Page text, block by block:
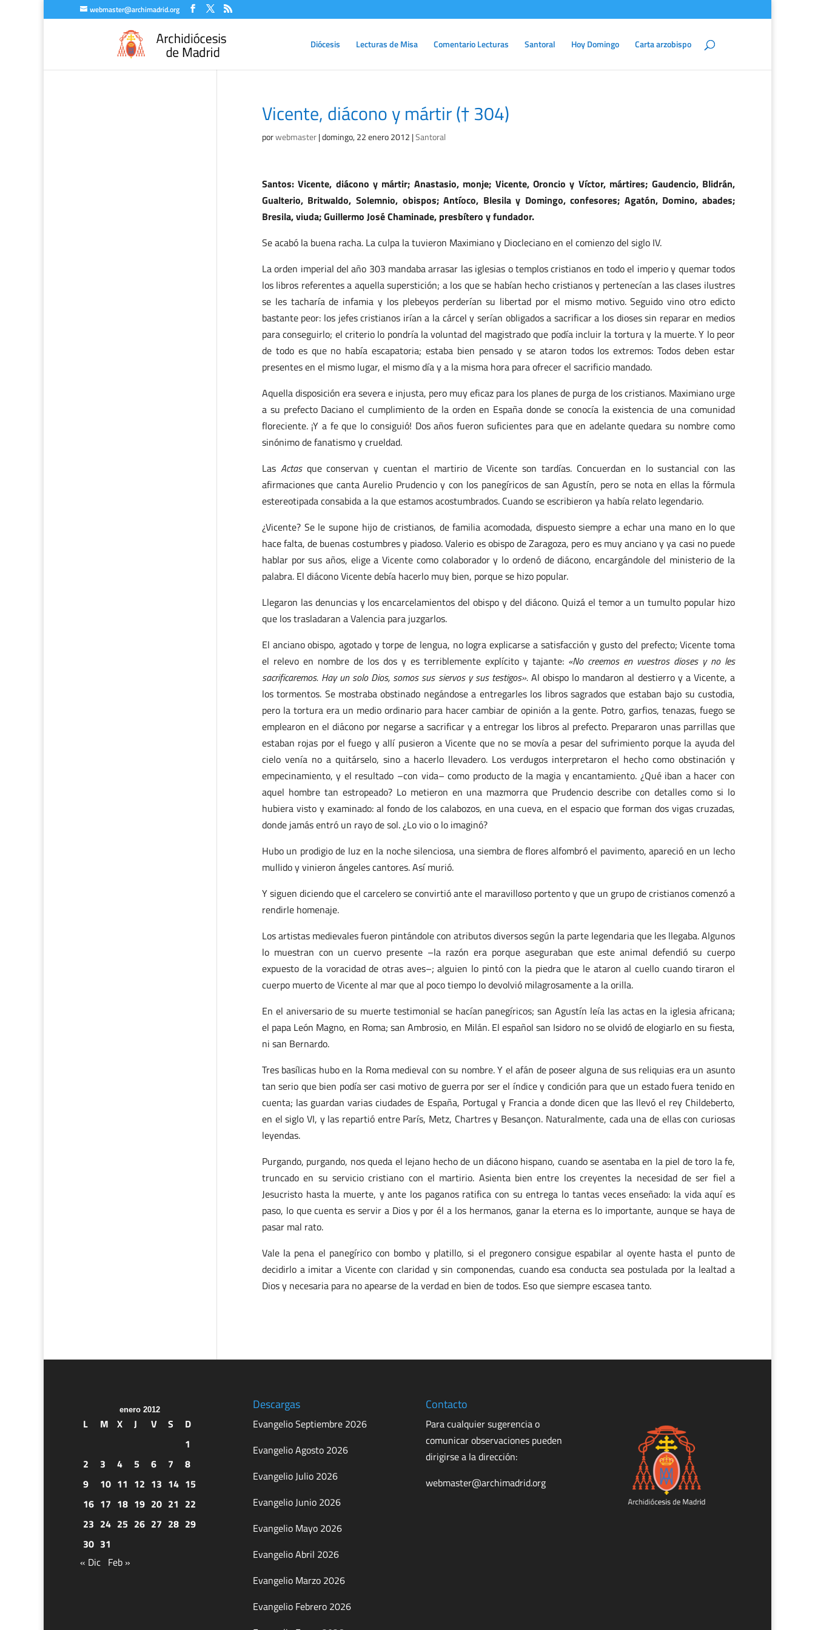
webmaster@archimadrid.org
Diócesis Lecturas de Misa Comentario Lecturas Santoral Hoy Domingo Carta arzobispo
Vicente, diácono y mártir († 304)
porwebmaster|domingo, 22 enero 2012 |Santoral
Santos: Vicente, diácono y mártir; Anastasio, monje; Vicente, Oroncio y Víctor, mártires; Gaudencio, Blidrán,
Gualterio, Britwaldo, Solemnio, obispos; Antíoco, Blesila y Domingo, confesores; Agatón, Domino, abades;
Bresila, viuda; Guillermo José Chaminade, presbítero y fundador.
Se acabó la buena racha. La culpa la tuvieron Maximiano y Diocleciano en el comienzo del siglo IV.
La orden imperial del año 303 mandaba arrasar las iglesias o templos cristianos en todo el imperio y quemar todos
los libros referentes a aquella superstición; a los que se habían hecho cristianos y pertenecían a las clases ilustres
se les tacharía de infamia y los plebeyos perderían su libertad por el mismo motivo. Seguido vino otro edicto
bastante peor: los jefes cristianos irían a la cárcel y serían obligados a sacrificar a los dioses sin reparar en medios
para conseguirlo; el criterio lo pondría la voluntad del magistrado que podía incluir la tortura y la muerte. Y lo peor
de todo es que no había escapatoria; estaba bien pensado y se ataron todos los extremos: Todos deben estar
presentes en el mismo lugar, el mismo día y a la misma hora para ofrecer el sacrificio mandado.
Aquella disposición era severa e injusta, pero muy eficaz para los planes de purga de los cristianos. Maximiano urge
a su prefecto Daciano el cumplimiento de la orden en España donde se conocía la existencia de una comunidad
floreciente. ¡Y a fe que lo consiguió! Dos años fueron suficientes para que en adelante quedara su nombre como
sinónimo de fanatismo y crueldad.
Las Actasque conservan y cuentan el martirio de Vicente son tardías. Concuerdan en lo sustancial con las
afirmaciones que canta Aurelio Prudencio y con los panegíricos de san Agustín, pero se nota en ellas la fórmula
estereotipada consabida a la que estamos acostumbrados. Cuando se escribieron ya había relato legendario.
¿Vicente? Se le supone hijo de cristianos, de familia acomodada, dispuesto siempre a echar una mano en lo que
hace falta, de buenas costumbres y piadoso. Valerio es obispo de Zaragoza, pero es muy anciano y ya casi no puede
hablar por sus años, elige a Vicente como colaborador y lo ordenó de diácono, encargándole del ministerio de la
palabra. El diácono Vicente debía hacerlo muy bien, porque se hizo popular.
Llegaron las denuncias y los encarcelamientos del obispo y del diácono. Quizá el temor a un tumulto popular hizo
que los trasladaran a Valencia para juzgarlos.
El anciano obispo, agotado y torpe de lengua, no logra explicarse a satisfacción y gusto del prefecto; Vicente toma
el relevo en nombre de los dos y es terriblemente explícito y tajante: «No creemos en vuestros dioses y no les
sacrificaremos. Hay un solo Dios, somos sus siervos y sus testigos».Al obispo lo mandaron al destierro y a Vicente, a
los tormentos. Se mostraba obstinado negándose a entregarles los libros sagrados que estaban bajo su custodia,
pero la tortura era un medio ordinario para hacer cambiar de opinión a la gente. Potro, garfios, tenazas, fuego se
emplearon en el diácono por negarse a sacrificar y a entregar los libros al prefecto. Prepararon unas parrillas que
estaban rojas por el fuego y allí pusieron a Vicente que no se movía a pesar del sufrimiento porque la ayuda del
cielo venía no a quitárselo, sino a hacerlo llevadero. Los verdugos interpretaron el hecho como obstinación y
empecinamiento, y el resultado –con vida– como producto de la magia y encantamiento. ¿Qué iban a hacer con
aquel hombre tan estropeado? Lo metieron en una mazmorra que Prudencio describe con detalles como si lo
hubiera visto y examinado: al fondo de los calabozos, en una cueva, en el espacio que forman dos vigas cruzadas,
donde jamás entró un rayo de sol. ¿Lo vio o lo imaginó?
Hubo un prodigio de luz en la noche silenciosa, una siembra de flores alfombró el pavimento, apareció en un lecho
mullido y vinieron ángeles cantores. Así murió.
Y siguen diciendo que el carcelero se convirtió ante el maravilloso portento y que un grupo de cristianos comenzó a
rendirle homenaje.
Los artistas medievales fueron pintándole con atributos diversos según la parte legendaria que les llegaba. Algunos
lo muestran con un cuervo presente –la razón era porque aseguraban que este animal defendió su cuerpo
expuesto de la voracidad de otras aves–; alguien lo pintó con la piedra que le ataron al cuello cuando tiraron el
cuerpo muerto de Vicente al mar que al poco tiempo lo devolvió milagrosamente a la orilla.
En el aniversario de su muerte testimonial se hacían panegíricos; san Agustín leía las actas en la iglesia africana;
el papa León Magno, en Roma; san Ambrosio, en Milán. El español san Isidoro no se olvidó de elogiarlo en su fiesta,
ni san Bernardo.
Tres basílicas hubo en la Roma medieval con su nombre. Y el afán de poseer alguna de sus reliquias era un asunto
tan serio que bien podía ser casi motivo de guerra por ser el índice y condición para que un estado fuera tenido en
cuenta; las guardan varias ciudades de España, Portugal y Francia a donde dicen que las llevó el rey Childeberto,
en el siglo VI, y las repartió entre París, Metz, Chartres y Besançon. Naturalmente, cada una de ellas con curiosas
leyendas.
Purgando, purgando, nos queda el lejano hecho de un diácono hispano, cuando se asentaba en la piel de toro la fe,
truncado en su servicio cristiano con el martirio. Asienta bien entre los creyentes la necesidad de ser fiel a
Jesucristo hasta la muerte, y ante los paganos ratifica con su entrega lo tantas veces enseñado: la vida aquí es
paso, lo que cuenta es servir a Dios y por él a los hermanos, ganar la eterna es lo importante, aunque se haya de
pasar mal rato.
Vale la pena el panegírico con bombo y platillo, si el pregonero consigue espabilar al oyente hasta el punto de
decidirlo a imitar a Vicente con claridad y sin componendas, cuando esa conducta sea postulada por la lealtad a
Dios y necesaria para no apearse de la verdad en bien de todos. Eso que siempre escasea tanto.
enero 2012
L M X J V S
D
1
2
3 4 5 6 7
8
9
10 11 12 13 14 15
16 17 18 19 20 21 22
23 24 25 26 27 28 29
30 31
« Dic Feb »
Descargas
Evangelio Septiembre 2026
Evangelio Agosto 2026
Evangelio Julio 2026
Evangelio Junio 2026
Evangelio Mayo 2026
Evangelio Abril 2026
Evangelio Marzo 2026
Evangelio Febrero 2026
Contacto
Para cualquier sugerencia o
comunicar observaciones pueden
dirigirse a la dirección:
webmaster@archimadrid.org